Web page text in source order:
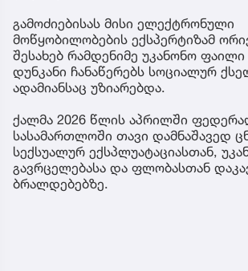
გამოძიებისას მისი ელექტრონული
მოწყობილობების ექსპერტიზამ
შესახებ რამდენიმე უკანონო
დუნკანი ჩანაწერებს სოციალურ
ადამიანსაც უზიარებდა.
ქალმა 2026 წლის აპრილში
სასამართლოში თავი დამნაშავედ
სექსუალურ ექსპლუატაციასთან,
გავრცელებასა და ფლობასთან
ბრალდებებზე.